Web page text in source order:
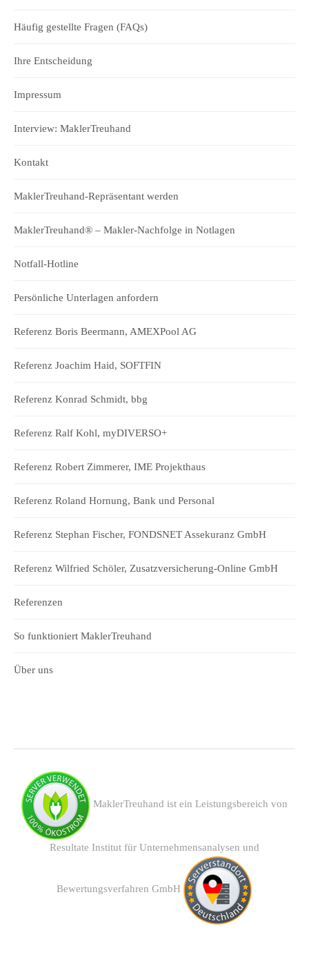
Häufig gestellte Fragen (FAQs)
Ihre Entscheidung
Impressum
Interview: MaklerTreuhand
Kontakt
MaklerTreuhand-Repräsentant werden
MaklerTreuhand® – Makler-Nachfolge in Notlagen
Notfall-Hotline
Persönliche Unterlagen anfordern
Referenz Boris Beermann, AMEXPool AG
Referenz Joachim Haid, SOFTFIN
Referenz Konrad Schmidt, bbg
Referenz Ralf Kohl, myDIVERSO+
Referenz Robert Zimmerer, IME Projekthaus
Referenz Roland Hornung, Bank und Personal
Referenz Stephan Fischer, FONDSNET Assekuranz GmbH
Referenz Wilfried Schöler, Zusatzversicherung-Online GmbH
Referenzen
So funktioniert MaklerTreuhand
Über uns
MaklerTreuhand ist ein Leistungsbereich von
Resultate Institut für Unternehmensanalysen und
Bewertungsverfahren GmbH